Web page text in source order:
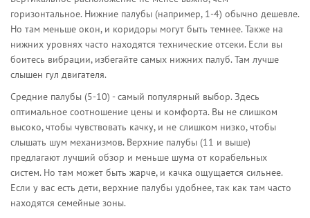
горизонтальное. Нижние палубы (например, 1-4) обычно дешевле.
Но там меньше окон, и коридоры могут быть темнее. Также на
нижних уровнях часто находятся технические отсеки. Если вы
боитесь вибрации, избегайте самых нижних палуб. Там лучше
слышен гул двигателя.
Средние палубы (5-10) - самый популярный выбор. Здесь
оптимальное соотношение цены и комфорта. Вы не слишком
высоко, чтобы чувствовать качку, и не слишком низко, чтобы
слышать шум механизмов. Верхние палубы (11 и выше)
предлагают лучший обзор и меньше шума от корабельных
систем. Но там может быть жарче, и качка ощущается сильнее.
Если у вас есть дети, верхние палубы удобнее, так как там часто
находятся семейные зоны.